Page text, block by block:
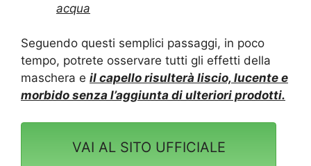
acqua
Seguendo questi semplici passaggi, in poco
tempo, potrete osservare tutti gli effetti della
maschera e il capello risulterà liscio, lucente e
morbido senza l’aggiunta di ulteriori prodotti.
VAI AL SITO UFFICIALE